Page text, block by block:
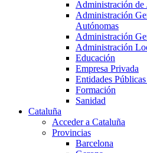
Administración de
Administración
Autónomas
Administración
Administración
Educación
Empresa Privada
Entidades
Formación
Sanidad
Cataluña
Acceder a Cataluña
Provincias
Barcelona